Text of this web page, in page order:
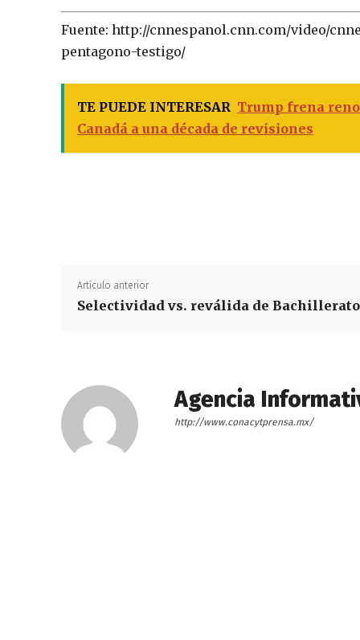
Fuente: http://cnnespanol.cnn.com/video/
pentagono-testigo/
TE PUEDE INTERESAR Trump frena
Canadá a una década de revisiones
Artículo anterior
Selectividad vs. reválida de Bachillerato
Agencia
http://www.conacytprensa.mx/